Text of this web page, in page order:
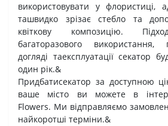
використовувати у флористиці,
ташвидко зрізає стебло та
квіткову композицію.
багаторазового
догляді таексплуатації секатор
один рік.&
Придбатисекатор за доступною
ваше місто ви можете в
Flowers. Ми відправляємо
найкоротші терміни.&